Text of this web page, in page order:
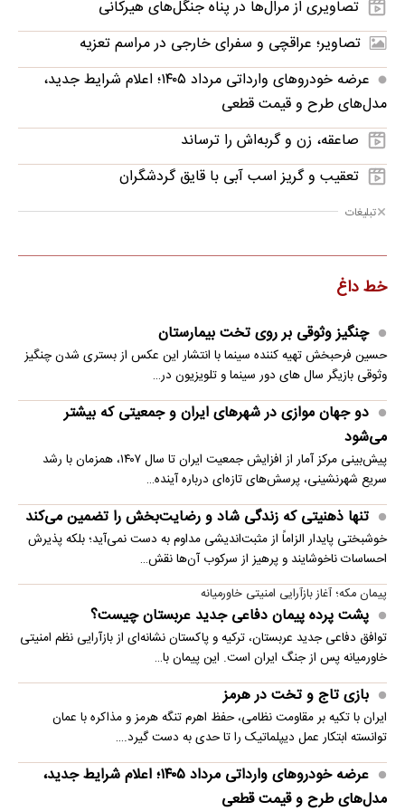
تصاویری از مرال‌ها در پناه جنگل‌های هیرکانی
تصاویر؛ عراقچی و سفرای خارجی در مراسم تعزیه
عرضه خودروهای وارداتی مرداد ۱۴۰۵؛ اعلام شرایط جدید،
مدل‌های طرح و قیمت قطعی
صاعقه، زن و گربه‌اش را ترساند
تعقیب و گریز اسب آبی با قایق گردشگران
تبلیغات
خط داغ
چنگیز وثوقی بر روی تخت بیمارستان
حسین فرحبخش تهیه کننده سینما با انتشار این عکس از بستری شدن چنگیز
وثوقی بازیگر سال های دور سینما و تلویزیون در…
دو جهان موازی در شهرهای ایران و جمعیتی که بیشتر
می‌شود
پیش‌بینی مرکز آمار از افزایش جمعیت ایران تا سال ۱۴۰۷، همزمان با رشد
سریع شهرنشینی، پرسش‌های تازه‌ای درباره آینده…
تنها ذهنیتی که زندگی شاد و رضایت‌بخش را تضمین می‌کند
خوشبختی پایدار الزاماً از مثبت‌اندیشی مداوم به دست نمی‌آید؛ بلکه پذیرش
احساسات ناخوشایند و پرهیز از سرکوب آن‌ها نقش…
پیمان مکه؛ آغاز بازآرایی امنیتی خاورمیانه
پشت پرده پیمان دفاعی جدید عربستان چیست؟
توافق دفاعی جدید عربستان، ترکیه و پاکستان نشانه‌ای از بازآرایی نظم امنیتی
خاورمیانه پس از جنگ ایران است. این پیمان با…
بازی تاج و تخت در هرمز
ایران با تکیه بر مقاومت نظامی، حفظ اهرم تنگه هرمز و مذاکره با عمان
توانسته ابتکار عمل دیپلماتیک را تا حدی به دست گیرد.…
عرضه خودروهای وارداتی مرداد ۱۴۰۵؛ اعلام شرایط جدید،
مدل‌های طرح و قیمت قطعی